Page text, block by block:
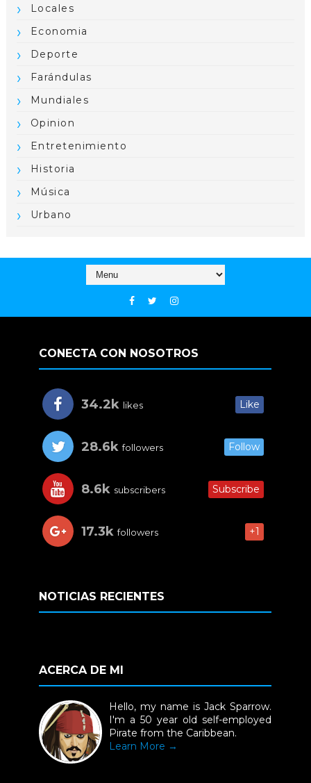
Locales
Economia
Deporte
Farándulas
Mundiales
Opinion
Entretenimiento
Historia
Música
Urbano
CONECTA CON NOSOTROS
34.2k likes Like
28.6k followers Follow
8.6k subscribers Subscribe
17.3k followers +1
NOTICIAS RECIENTES
ACERCA DE MI
Hello, my name is Jack Sparrow.
I'm a 50 year old self-employed
Pirate from the Caribbean.
Learn More →